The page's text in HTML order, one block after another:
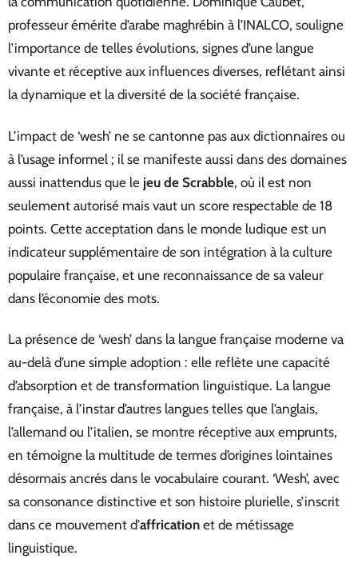
professeur émérite d’arabe maghrébin à l’INALCO, souligne
l’importance de telles évolutions, signes d’une langue
vivante et réceptive aux influences diverses, reflétant ainsi
la dynamique et la diversité de la société française.
L’impact de ‘wesh’ ne se cantonne pas aux dictionnaires ou
à l’usage informel ; il se manifeste aussi dans des domaines
aussi inattendus que le jeu de Scrabble, où il est non
seulement autorisé mais vaut un score respectable de 18
points. Cette acceptation dans le monde ludique est un
indicateur supplémentaire de son intégration à la culture
populaire française, et une reconnaissance de sa valeur
dans l’économie des mots.
La présence de ‘wesh’ dans la langue française moderne va
au-delà d’une simple adoption : elle reflète une capacité
d’absorption et de transformation linguistique. La langue
française, à l’instar d’autres langues telles que l’anglais,
l’allemand ou l’italien, se montre réceptive aux emprunts,
en témoigne la multitude de termes d’origines lointaines
désormais ancrés dans le vocabulaire courant. ‘Wesh’, avec
sa consonance distinctive et son histoire plurielle, s’inscrit
dans ce mouvement d’affrication et de métissage
linguistique.